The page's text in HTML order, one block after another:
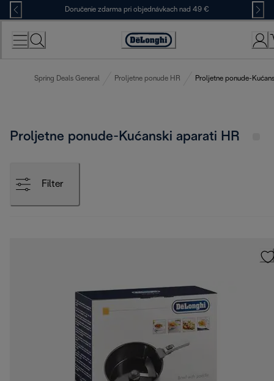
Skip
to
Content
Doručenie zdarma pri objednávkach nad 49 €
Accessibility
Spring Deals General Proljetne ponude HR Proljetne ponude-
Proljetne ponude-Kućanski aparati HR
Filter